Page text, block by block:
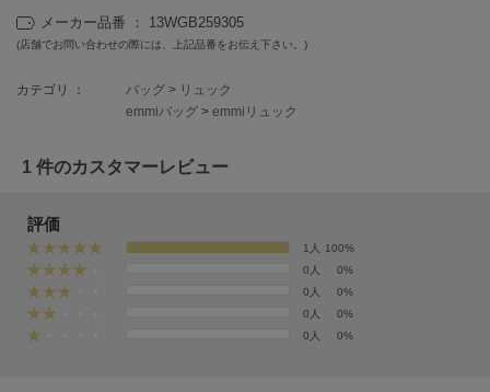
emmi atelier
エミ アトリエ
emmi yoga
ETRÉ TOKYO
エトレトウキョウ
ey
アイ
FILA
フィラ
メーカー品番 ： 13WGB259305
(店舗でお問い合わせの際には、上記品番をお伝え下さい。)
カテゴリ ： バッグ > リュック
emmiバッグ > emmiリュック
1 件のカスタマーレビュー
評価
1人
100%
0人
0%
0人
0%
0人
0%
0人
0%